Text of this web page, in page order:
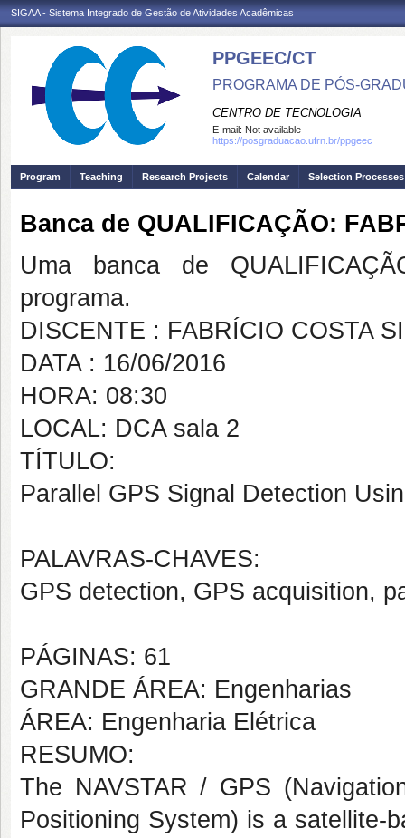
SIGAA - Sistema Integrado de Gestão de Atividades Acadêmicas
PPGEEC/CT
PROGRAMA DE PÓS-
CENTRO DE TECNOLOGIA
E-mail: Not available
https://posgraduacao.ufrn.br/ppgeec
Program Teaching Research Projects Calendar Selection Processes
Banca de QUALIFICAÇÃO:
Uma banca de
programa.
DISCENTE : FABRÍCIO COSTA
DATA : 16/06/2016
HORA: 08:30
LOCAL: DCA sala 2
TÍTULO:
Parallel GPS Signal Detection
PALAVRAS-CHAVES:
GPS detection, GPS acquisition,
PÁGINAS: 61
GRANDE ÁREA: Engenharias
ÁREA: Engenharia Elétrica
RESUMO:
The NAVSTAR / GPS
Positioning System) is a satellite-